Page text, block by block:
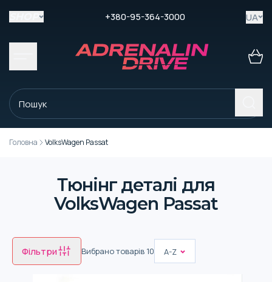
+380-95-364-3000 UA
Головна VolksWagen Passat
Тюнінг деталі для
VolksWagen Passat
Фільтри Вибрано товарів 10 A-Z